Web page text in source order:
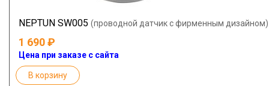
NEPTUN SW005 (проводной датчик с фирменным дизайном)
1 690
Цена при заказе с сайта
В корзину